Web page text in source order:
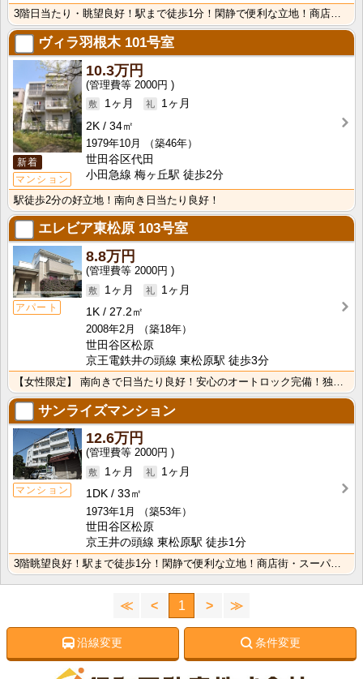
3階日当たり・眺望良好！駅まで徒歩1分！閑静で便利な立地！商店街・スーパーも近くて便利です！羽根木公･･･
ヴィラ羽根木101号室
新着
マンション
10.3万円
2000円
1ヶ月
1ヶ月
2K
34㎡
1979年10月
（築46年）
世田谷区代田
小田急線 梅ヶ丘駅 徒歩2分
駅徒歩2分の好立地！南向き日当たり良好！
エレビア東松原 103号室
アパート
8.8万円
2000円
1ヶ月
1ヶ月
1K
27.2㎡
2008年2月
（築18年）
世田谷区松原
京王電鉄井の頭線 東松原駅 徒歩3分
サンライズマンション
マンション
12.6万円
2000円
1ヶ月
1ヶ月
1DK
33㎡
1973年1月
（築53年）
世田谷区松原
京王井の頭線 東松原駅 徒歩1分
≪ < 1 > ≫
沿線変更 条件変更